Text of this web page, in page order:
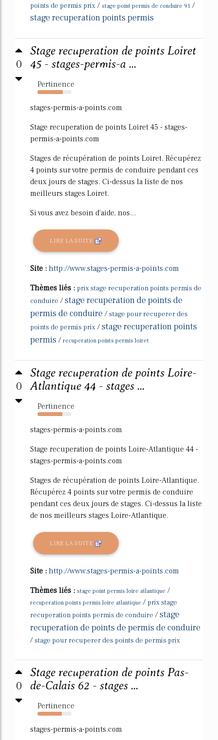
points de permis prix / stage point permis de conduire 91 /
stage recuperation points permis
0
Stage recuperation de points Loiret
45 - stages-permis-a ...
Pertinence
74%
stages-permis-a-points.com
Stage recuperation de points Loiret 45 - stages-
permis-a-points.com
Stages de récupération de points Loiret. Récupérez
4 points sur votre permis de conduire pendant ces
deux jours de stages. Ci-dessus la liste de nos
meilleurs stages Loiret.
Si vous avez besoin d'aide, nos...
LIRE LA SUITE
Site : http://www.stages-permis-a-points.com
Thèmes liés : prix stage recuperation points permis de
conduire /stage recuperation de points de
permis de conduire /stage pour recuperer des
points de permis prix /stage recuperation points
permis / recuperation points permis loiret
0
Stage recuperation de points Loire-
Atlantique 44 - stages ...
Pertinence
73%
stages-permis-a-points.com
Stage recuperation de points Loire-Atlantique 44 -
stages-permis-a-points.com
Stages de récupération de points Loire-Atlantique.
Récupérez 4 points sur votre permis de conduire
pendant ces deux jours de stages. Ci-dessus la liste
de nos meilleurs stages Loire-Atlantique.
LIRE LA SUITE
Site : http://www.stages-permis-a-points.com
Thèmes liés : stage point permis loire atlantique /
recuperation points permis loire atlantique / prix stage
recuperation points permis de conduire /stage
recuperation de points de permis de conduire
/stage pour recuperer des points de permis prix
0
Stage recuperation de points Pas-
de-Calais 62 - stages ...
Pertinence
72%
stages-permis-a-points.com